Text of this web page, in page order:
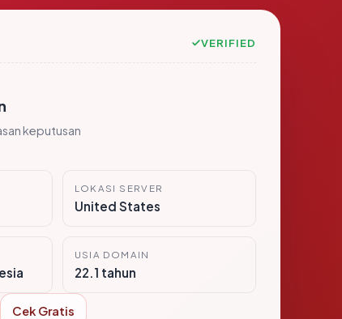
VERIFIED
keputusan
LOKASI SERVER
United States
USIA DOMAIN
22.1 tahun
Cek Gratis